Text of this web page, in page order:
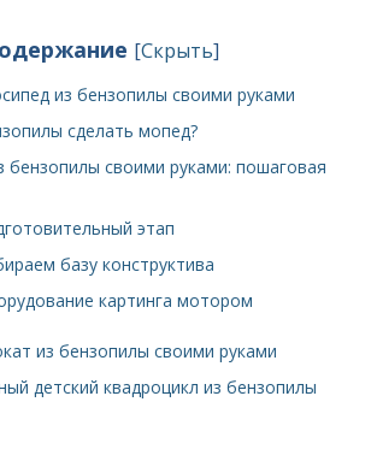
[Скрыть]
из бензопилы своими руками
сделать мопед?
бензопилы своими руками: пошаговая
этап
базу конструктива
картинга мотором
из бензопилы своими руками
детский квадроцикл из бензопилы